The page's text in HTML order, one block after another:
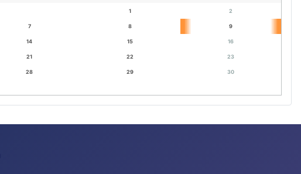
1 2
7 8 9
14 15 16
21 22 23
28 29 30